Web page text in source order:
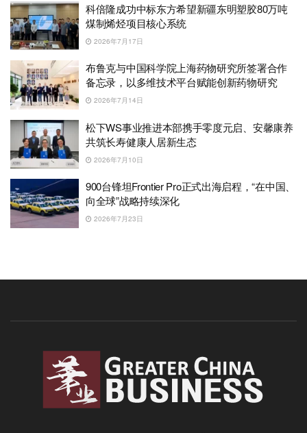
科倍隆成功中标东方希望新疆东明塑胶80万吨
煤制烯烃项目核心系统
2026年7月17日
布鲁克与中国科学院上海药物研究所签署合作
备忘录，以多维技术平台赋能创新药物研究
2026年7月14日
松下WS事业推进本部携手零度元启、安馨康养
共筑长寿健康人居新生态
2026年7月10日
900台锋坦Frontier Pro正式出海启程，“在中国、
向全球”战略持续深化
2026年7月23日